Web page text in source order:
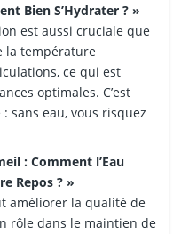
Bien S’Hydrater ? »
est aussi cruciale que
la température
ce qui est
optimales. C’est
sans eau, vous risquez
: Comment l’Eau
Repos ? »
améliorer la qualité de
rôle dans le maintien de